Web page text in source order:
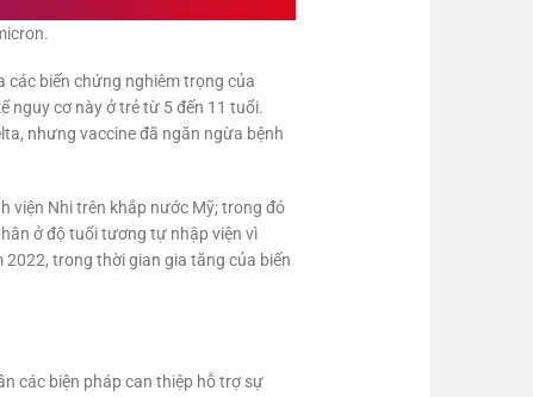
các biến chứng nghiêm trọng của
nguy cơ này ở trẻ từ 5 đến 11 tuổi.
nhưng vaccine đã ngăn ngừa bệnh
viện Nhi trên khắp nước Mỹ; trong đó
ở độ tuổi tương tự nhập viện vì
trong thời gian gia tăng của biến
các biện pháp can thiệp hỗ trợ sự